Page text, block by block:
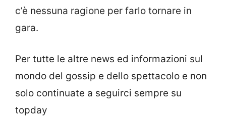
c’è nessuna ragione per farlo tornare in
gara.
Per tutte le altre news ed informazioni sul
mondo del gossip e dello spettacolo e non
solo continuate a seguirci sempre su
topday